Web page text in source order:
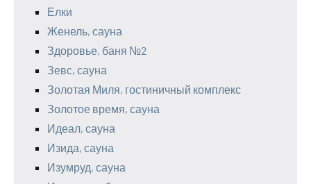
Елки
Женель, сауна
Здоровье, баня №2
Зевс, сауна
Золотая Миля, гостиничный комплекс
Золотое время, сауна
Идеал, сауна
Изида, сауна
Изумруд, сауна